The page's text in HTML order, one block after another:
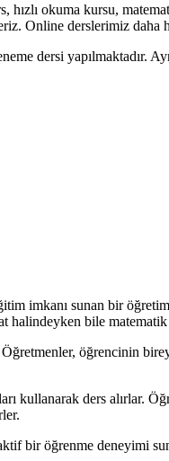
hızlı okuma kursu,
Online derslerimiz
dersi yapılmaktadır.
imkanı sunan bir
halindeyken bile
öğrencinin
kullanarak ders alırlar.
bir öğrenme deneyimi